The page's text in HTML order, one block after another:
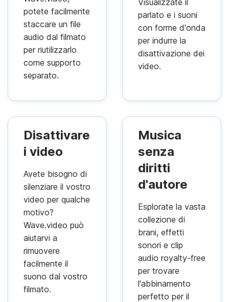
potete facilmente
staccare un file
audio dal filmato
per riutilizzarlo
come supporto
separato.
parlato e i suoni
con forme d'onda
per indurre la
disattivazione dei
video.
Disattivare
i video
Avete bisogno di
silenziare il vostro
video per qualche
motivo?
Wave.video può
aiutarvi a
rimuovere
facilmente il
suono dal vostro
filmato.
Musica
senza
diritti
d'autore
Esplorate la vasta
collezione di
brani, effetti
sonori e clip
audio royalty-free
per trovare
l'abbinamento
perfetto per il